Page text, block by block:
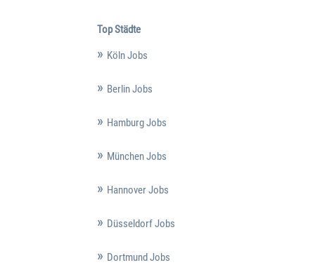
Top Städte
Köln Jobs
Berlin Jobs
Hamburg Jobs
München Jobs
Hannover Jobs
Düsseldorf Jobs
Dortmund Jobs